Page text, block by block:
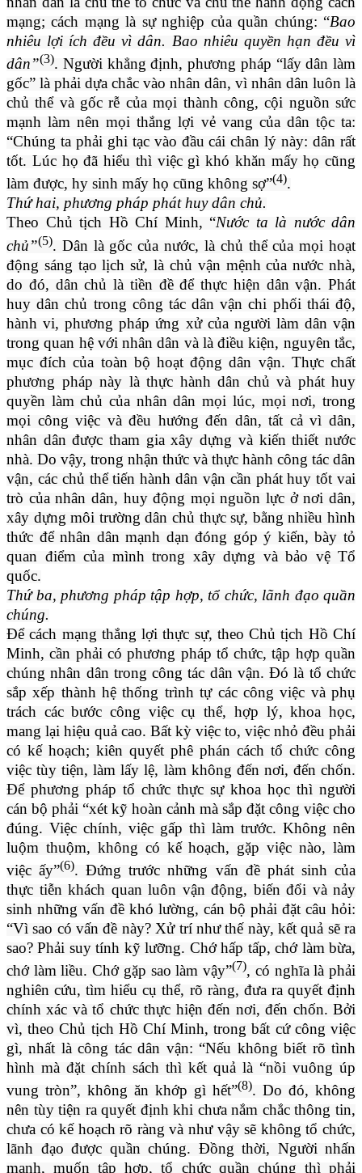
mạng; cách mạng là sự nghiệp của quần chúng: “Bao
nhiêu lợi ích đều vì dân. Bao nhiêu quyền hạn đều vì
dân”(3). Người khẳng định, phương pháp “lấy dân làm
gốc” là phải dựa chắc vào nhân dân, vì nhân dân luôn là
chủ thể và gốc rễ của mọi thành công, cội nguồn sức
mạnh làm nên mọi thắng lợi vẻ vang của dân tộc ta:
“Chúng ta phải ghi tạc vào đầu cái chân lý này: dân rất
tốt. Lúc họ đã hiểu thì việc gì khó khăn mấy họ cũng
làm được, hy sinh mấy họ cũng không sợ”(4).
Thứ hai, phương pháp phát huy dân chủ.
Theo Chủ tịch Hồ Chí Minh, “Nước ta là nước dân
chủ”(5). Dân là gốc của nước, là chủ thể của mọi hoạt
động sáng tạo lịch sử, là chủ vận mệnh của nước nhà,
do đó, dân chủ là tiền đề để thực hiện dân vận. Phát
huy dân chủ trong công tác dân vận chi phối thái độ,
hành vi, phương pháp ứng xử của người làm dân vận
trong quan hệ với nhân dân và là điều kiện, nguyên tắc,
mục đích của toàn bộ hoạt động dân vận. Thực chất
phương pháp này là thực hành dân chủ và phát huy
quyền làm chủ của nhân dân mọi lúc, mọi nơi, trong
mọi công việc và đều hướng đến dân, tất cả vì dân,
nhân dân được tham gia xây dựng và kiến thiết nước
nhà. Do vậy, trong nhận thức và thực hành công tác dân
vận, các chủ thể tiến hành dân vận cần phát huy tốt vai
trò của nhân dân, huy động mọi nguồn lực ở nơi dân,
xây dựng môi trường dân chủ thực sự, bằng nhiều hình
thức để nhân dân mạnh dạn đóng góp ý kiến, bày tỏ
quan điểm của mình trong xây dựng và bảo vệ Tổ
quốc.
Thứ ba, phương pháp tập hợp, tổ chức, lãnh đạo quần
chúng.
Để cách mạng thắng lợi thực sự, theo Chủ tịch Hồ Chí
Minh, cần phải có phương pháp tổ chức, tập hợp quần
chúng nhân dân trong công tác dân vận. Đó là tổ chức
sắp xếp thành hệ thống trình tự các công việc và phụ
trách các bước công việc cụ thể, hợp lý, khoa học,
mang lại hiệu quả cao. Bất kỳ việc to, việc nhỏ đều phải
có kế hoạch; kiên quyết phê phán cách tổ chức công
việc tùy tiện, làm lấy lệ, làm không đến nơi, đến chốn.
Để phương pháp tổ chức thực sự khoa học thì người
cán bộ phải “xét kỹ hoàn cảnh mà sắp đặt công việc cho
đúng. Việc chính, việc gấp thì làm trước. Không nên
luộm thuộm, không có kế hoạch, gặp việc nào, làm
việc ấy”(6). Đứng trước những vấn đề phát sinh của
thực tiễn khách quan luôn vận động, biến đổi và nảy
sinh những vấn đề khó lường, cán bộ phải đặt câu hỏi:
“Vì sao có vấn đề này? Xử trí như thế này, kết quả sẽ ra
sao? Phải suy tính kỹ lưỡng. Chớ hấp tấp, chớ làm bừa,
chớ làm liều. Chớ gặp sao làm vậy”(7), có nghĩa là phải
nghiên cứu, tìm hiểu cụ thể, rõ ràng, đưa ra quyết định
chính xác và tổ chức thực hiện đến nơi, đến chốn. Bởi
vì, theo Chủ tịch Hồ Chí Minh, trong bất cứ công việc
gì, nhất là công tác dân vận: “Nếu không biết rõ tình
hình mà đặt chính sách thì kết quả là “nồi vuông úp
vung tròn”, không ăn khớp gì hết”(8). Do đó, không
nên tùy tiện ra quyết định khi chưa nắm chắc thông tin,
chưa có kế hoạch rõ ràng và như vậy sẽ không tổ chức,
lãnh đạo được quần chúng. Đồng thời, Người nhấn
mạnh, muốn tập hợp, tổ chức quần chúng thì phải